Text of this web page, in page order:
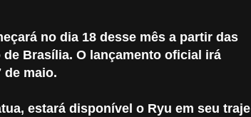
no dia 18 desse mês a partir das
de Brasília. O lançamento oficial irá
de maio.
estará disponível o Ryu em seu traje